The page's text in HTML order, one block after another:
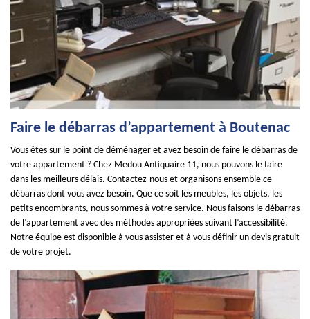
Faire le débarras d’appartement à Boutenac
Vous êtes sur le point de déménager et avez besoin de faire le débarras de
votre appartement ? Chez Medou Antiquaire 11, nous pouvons le faire
dans les meilleurs délais. Contactez-nous et organisons ensemble ce
débarras dont vous avez besoin. Que ce soit les meubles, les objets, les
petits encombrants, nous sommes à votre service. Nous faisons le débarras
de l’appartement avec des méthodes appropriées suivant l’accessibilité.
Notre équipe est disponible à vous assister et à vous définir un devis gratuit
de votre projet.